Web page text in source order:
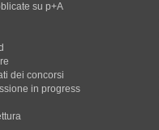
su p+A
dei concorsi
in progress